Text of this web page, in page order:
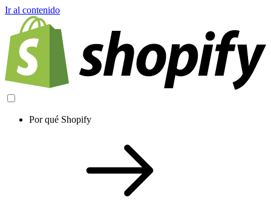
Ir al contenido
Por qué Shopify